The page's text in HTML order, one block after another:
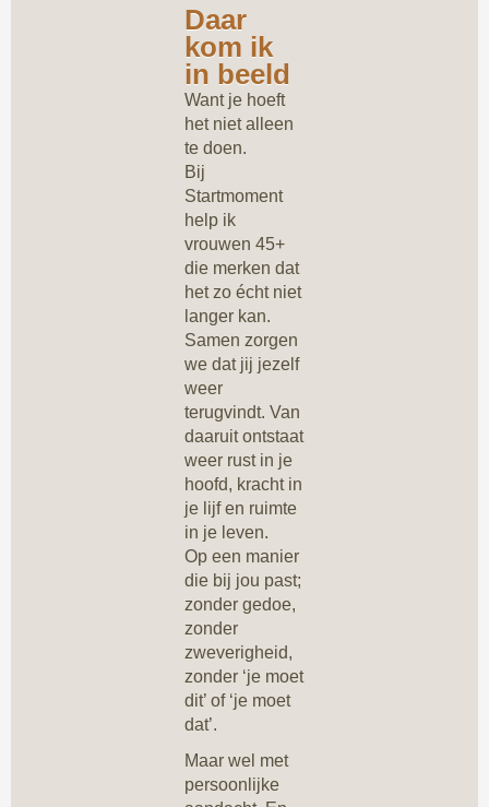
Daar
kom ik
in beeld
Want je hoeft
het niet alleen
te doen.
Bij
Startmoment
help ik
vrouwen 45+
die merken dat
het zo écht niet
langer kan.
Samen zorgen
we dat jij jezelf
weer
terugvindt. Van
daaruit ontstaat
weer rust in je
hoofd, kracht in
je lijf en ruimte
in je leven.
Op een manier
die bij jou past;
zonder gedoe,
zonder
zweverigheid,
zonder ‘je moet
dit’ of ‘je moet
dat’.
Maar wel met
persoonlijke